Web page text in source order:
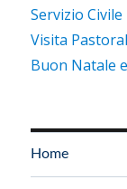
Servizio
Visita
Buon Natale
Home